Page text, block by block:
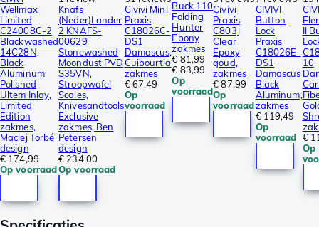
Wellmax
Limited
C24008C-2
Blackwashed
14C28N,
Black
Aluminum
Polished
Ultem Inlay,
Limited
Edition
zakmes,
Maciej Torbé
design
€ 174,99
Op voorraad
Knafs
(Neder)Lander
2 KNAFS-
00629
Stonewashed
Moondust PVD
S35VN,
Stroopwafel
Scales,
Knivesandtools
Exclusive
zakmes, Ben
Petersen
design
€ 234,00
Op voorraad
Civivi Mini
Praxis
C18026C-
DS1
Damascus,
Cuibourtia
zakmes
€ 67,49
Op
voorraad
Buck 110
Folding
Hunter
Ebony
zakmes
€ 81,99
€ 83,99
Op
voorraad
Civivi
Praxis
C803J
Clear
Epoxy
goud,
zakmes
€ 87,99
Op
voorraad
CIVIVI
Button
Lock
Praxis
C18026E-
DS1
Damascus
Black
Aluminum,
zakmes
€ 119,49
Op
voorraad
II
10
€
Op